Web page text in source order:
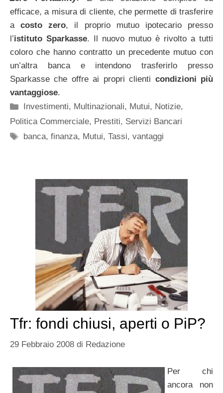
efficace, a misura di cliente, che permette di trasferire
acosto zero, il proprio mutuo ipotecario presso
l’istituto Sparkasse. Il nuovo mutuo è rivolto a tutti
coloro che hanno contratto un precedente mutuo con
un’altra banca e intendono trasferirlo presso
Sparkasse che offre ai propri clienti condizioni più
vantaggiose.
Categorie
Investimenti, Multinazionali, Mutui, Notizie,
Politica Commerciale, Prestiti, Servizi Bancari
Tag
banca,finanza, Mutui,Tassi,vantaggi
Tfr: fondi chiusi, aperti o PiP?
29 Febbraio 2008 di Redazione
Per chi
ancora non